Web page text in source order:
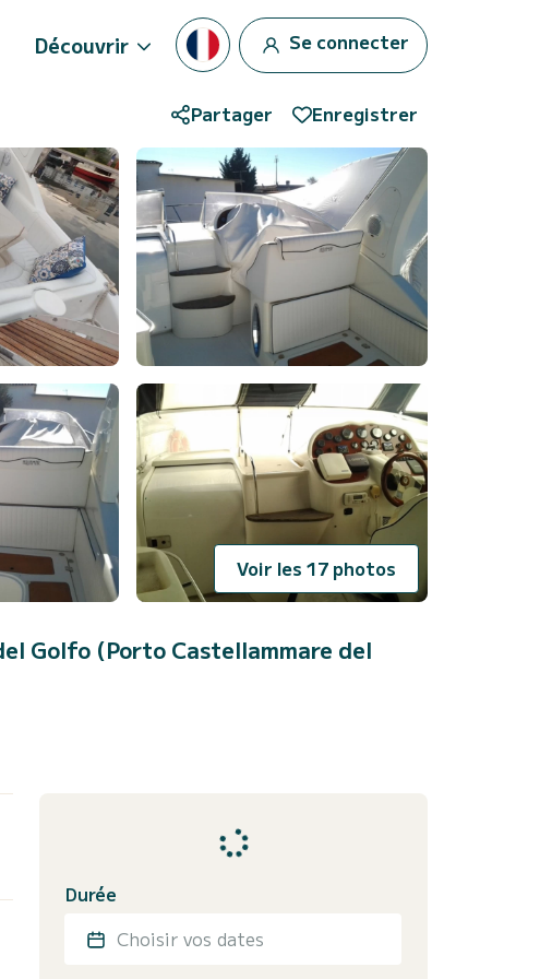
Découvrir Se connecter
Partager Enregistrer
Voir les 17 photos
Golfo (Porto Castellammare del
Durée
Choisir vos dates